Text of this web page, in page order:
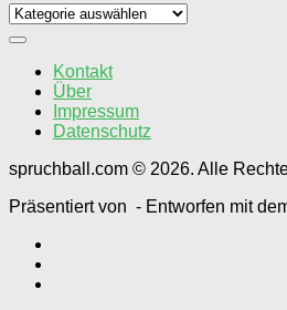
Spruch
Kontakt
Über
Impressum
Datenschutz
spruchball.com © 2026. Alle
Präsentiert von - Entworfen mit